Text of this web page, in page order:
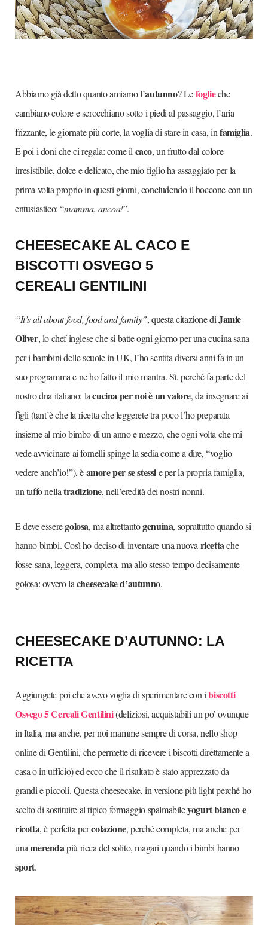
Abbiamo già detto quanto amiamo l’autunno? Lefoglieche
cambiano colore e scrocchiano sotto i piedi al passaggio, l’aria
frizzante, le giornate più corte, la voglia di stare in casa, infamiglia.
E poi i doni che ci regala: come il caco, un frutto dal colore
irresistibile, dolce e delicato, che mio figlio ha assaggiato per la
prima volta proprio in questi giorni, concludendo il boccone con un
entusiastico: “mamma, ancoa!”.
CHEESECAKE AL CACO E
BISCOTTI OSVEGO 5
CEREALI GENTILINI
“It’s all about food, food and family”, questa citazione diJamie
Oliver, lo chef inglese che si batte ogni giorno per una cucina sana
per i bambini delle scuole in UK, l’ho sentita diversi anni fa in un
suo programma e ne ho fatto il mio mantra. Sì, perché fa parte del
nostro dna italiano: lacucina per noi è un valore, da insegnare ai
figli (tant’è che la ricetta che leggerete tra poco l’ho preparata
insieme al mio bimbo di un anno e mezzo, che ogni volta che mi
vede avvicinare ai fornelli spinge la sedia come a dire, “voglio
vedere anch’io!”), èamore per se stessie per la propria famiglia,
un tuffo nellatradizione, nell’eredità dei nostri nonni.
E deve esseregolosa, ma altrettantogenuina, soprattutto quando si
hanno bimbi. Così ho deciso di inventare una nuova ricettache
fosse sana, leggera, completa, ma allo stesso tempo decisamente
golosa: ovvero lacheesecake d’autunno.
CHEESECAKE D’AUTUNNO: LA
RICETTA
Aggiungete poi che avevo voglia di sperimentare con ibiscotti
Osvego 5 Cereali Gentilini(deliziosi, acquistabili un po’ ovunque
in Italia, ma anche, per noi mamme sempre di corsa, nello shop
online di Gentilini, che permette di ricevere i biscotti direttamente a
casa o in ufficio) ed ecco che il risultato è stato apprezzato da
grandi e piccoli. Questa cheesecake, in versione più light perché ho
scelto di sostituire al tipico formaggio spalmabileyogurt bianco e
ricotta, è perfetta percolazione, perché completa, ma anche per
unamerendapiù ricca del solito, magari quando i bimbi hanno
sport.